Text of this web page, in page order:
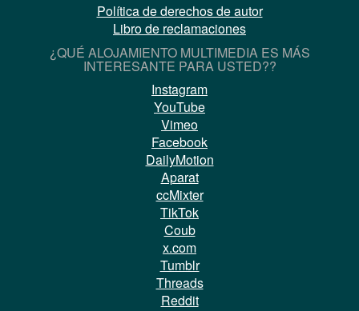
Política de derechos de autor
Libro de reclamaciones
¿QUÉ ALOJAMIENTO MULTIMEDIA ES MÁS
INTERESANTE PARA USTED??
Instagram
YouTube
Vimeo
Facebook
DailyMotion
Aparat
ccMixter
TikTok
Coub
x.com
Tumblr
Threads
Reddit